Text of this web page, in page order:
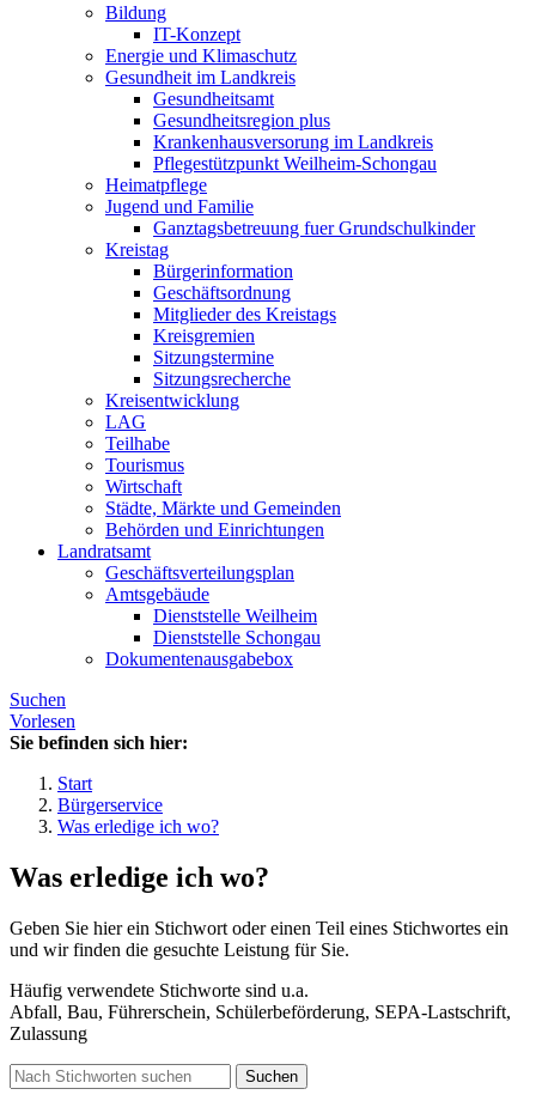
Bildung
IT-Konzept
Energie und Klimaschutz
Gesundheit im Landkreis
Gesundheitsamt
Gesundheitsregion plus
Krankenhausversorung im Landkreis
Pflegestützpunkt Weilheim-Schongau
Heimatpflege
Jugend und Familie
Ganztagsbetreuung fuer Grundschulkinder
Kreistag
Bürgerinformation
Geschäftsordnung
Mitglieder des Kreistags
Kreisgremien
Sitzungstermine
Sitzungsrecherche
Kreisentwicklung
LAG
Teilhabe
Tourismus
Wirtschaft
Städte, Märkte und Gemeinden
Behörden und Einrichtungen
Landratsamt
Geschäftsverteilungsplan
Amtsgebäude
Dienststelle Weilheim
Dienststelle Schongau
Dokumentenausgabebox
Suchen
Vorlesen
Sie befinden sich hier:
Start
Bürgerservice
Was erledige ich wo?
Was erledige ich wo?
Geben Sie hier ein Stichwort oder einen Teil eines Stichwortes ein
und wir finden die gesuchte Leistung für Sie.
Häufig verwendete Stichworte sind u.a.
Abfall, Bau, Führerschein, Schülerbeförderung, SEPA-Lastschrift,
Zulassung
Suchen